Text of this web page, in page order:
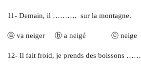
11- Demain, il ………. sur la montagne.
ⓐ va neiger ⓑ a neigé ⓒ
12- Il fait froid, je prends des boissons